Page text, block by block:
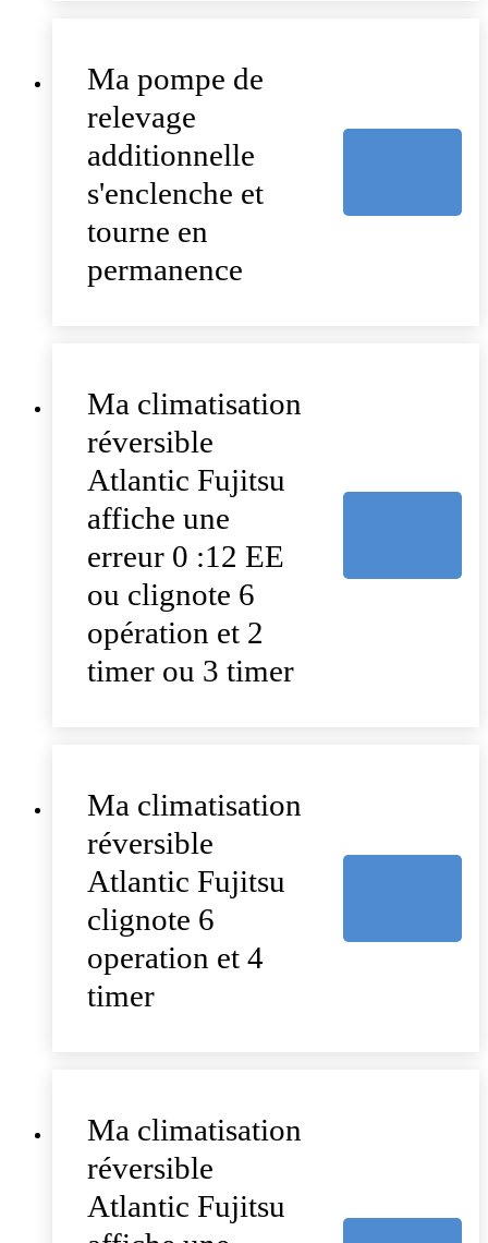
Ma pompe de
relevage
additionnelle
s'enclenche et
tourne en
permanence
Ma climatisation
réversible
Atlantic Fujitsu
affiche une
erreur 0 :12 EE
ou clignote 6
opération et 2
timer ou 3 timer
Ma climatisation
réversible
Atlantic Fujitsu
clignote 6
operation et 4
timer
Ma climatisation
réversible
Atlantic Fujitsu